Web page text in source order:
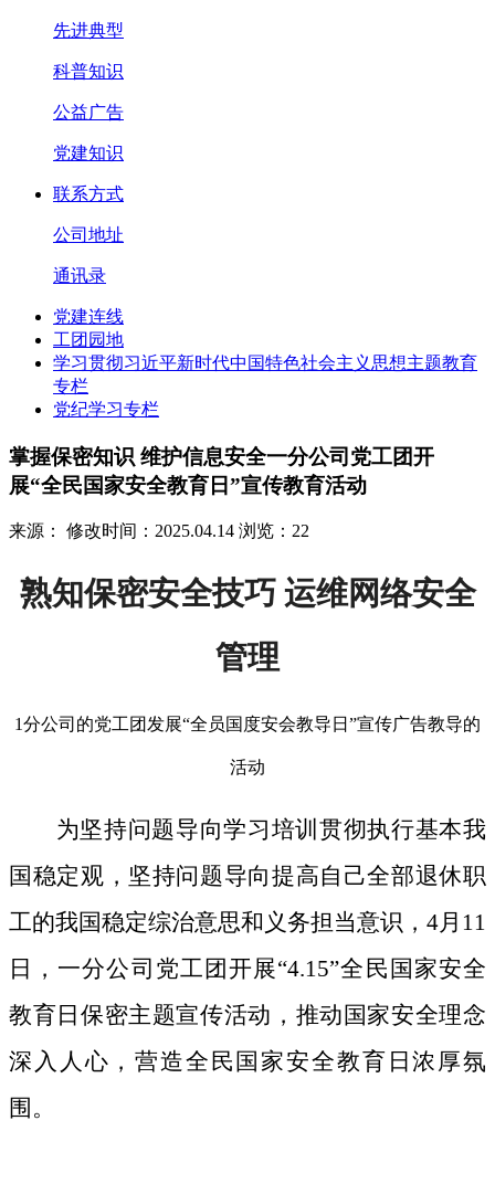
先进典型
科普知识
公益广告
党建知识
联系方式
公司地址
通讯录
党建连线
工团园地
学习贯彻习近平新时代中国特色社会主义思想主题教育
专栏
党纪学习专栏
掌握保密知识 维护信息安全一分公司党工团开
展“全民国家安全教育日”宣传教育活动
来源： 修改时间：2025.04.14 浏览：22
熟知保密安全技巧 运维网络安全
管理
1分公司的党工团发展“全员国度安会教导日”宣传广告教导的
活动
为坚持问题导向学习培训贯彻执行基本我
国稳定观，坚持问题导向提高自己全部退休职
工的我国稳定综治意思和义务担当意识，4月11
日，一分公司党工团开展“4.15”全民国家安全
教育日保密主题宣传活动，推动国家安全理念
深入人心，营造全民国家安全教育日浓厚氛
围。